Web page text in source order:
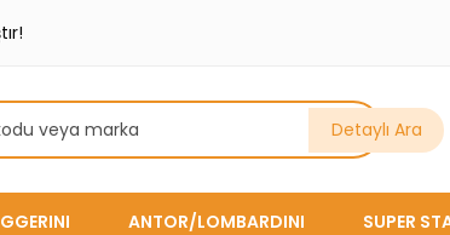
Detaylı Ara
ANTOR/LOMBARDINI SUPER